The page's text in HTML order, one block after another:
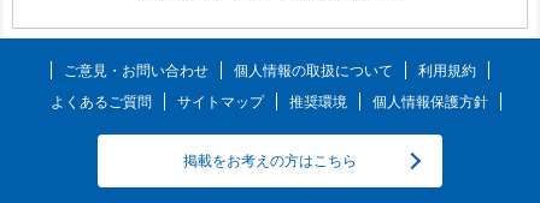
ご意見・お問い合わせ 個人情報の取扱について
利用規約
よくあるご質問
サイトマップ 推奨環境 個人情報保護方針
掲載をお考えの方はこちら